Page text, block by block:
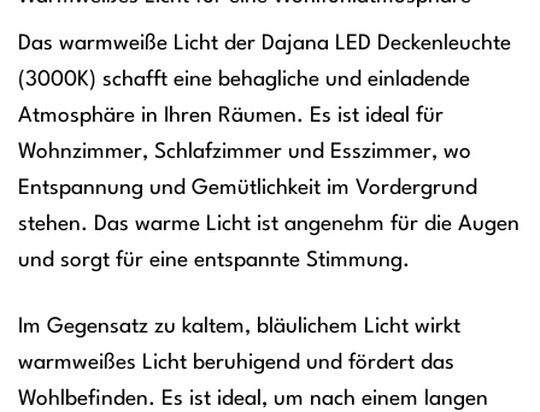
Das warmweiße Licht der Dajana LED Deckenleuchte
(3000K) schafft eine behagliche und einladende
Atmosphäre in Ihren Räumen. Es ist ideal für
Wohnzimmer, Schlafzimmer und Esszimmer, wo
Entspannung und Gemütlichkeit im Vordergrund
stehen. Das warme Licht ist angenehm für die Augen
und sorgt für eine entspannte Stimmung.
Im Gegensatz zu kaltem, bläulichem Licht wirkt
warmweißes Licht beruhigend und fördert das
Wohlbefinden. Es ist ideal, um nach einem langen